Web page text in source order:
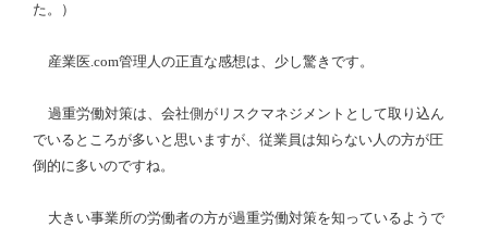
た。）
産業医.com管理人の正直な感想は、少し驚きです。
過重労働対策は、会社側がリスクマネジメントとして取り込ん
でいるところが多いと思いますが、従業員は知らない人の方が圧
倒的に多いのですね。
大きい事業所の労働者の方が過重労働対策を知っているようで